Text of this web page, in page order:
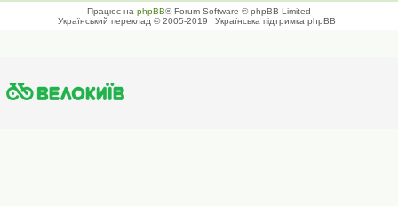
Працює на phpBB® Forum Software © phpBB Limited
Український переклад © 2005-2019
Українська підтримка phpBB